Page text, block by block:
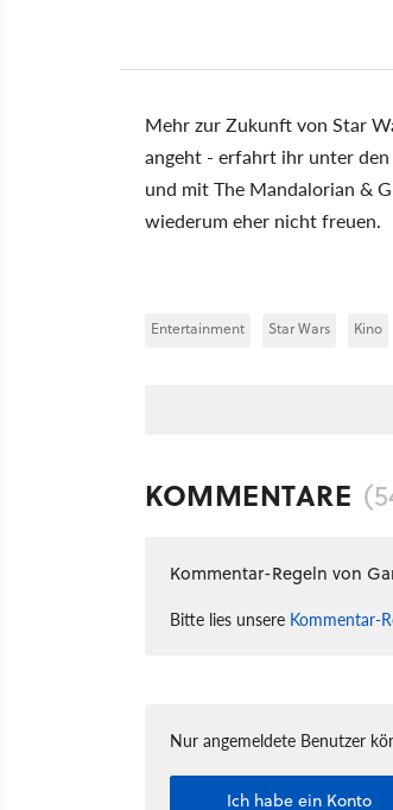
Mehr zur Zukunft von Star
angeht - erfahrt ihr unter
und mit The Mandalorian &
wiederum eher nicht freuen.
Entertainment Star Wars Kino
KOMMENTARE
Kommentar-Regeln von
Bitte lies unsere Kommentar-
Nur angemeldete Benutzer
Ich habe ein Konto